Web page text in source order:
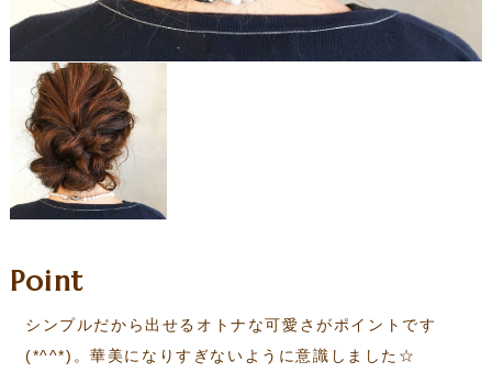
Point
シンプルだから出せるオトナな可愛さがポイントです
(*^^*)。華美になりすぎないように意識しました☆